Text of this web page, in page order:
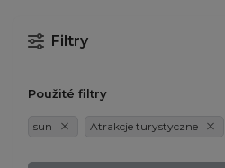
Filtry
Použité filtry
sun Atrakcje turystyczne